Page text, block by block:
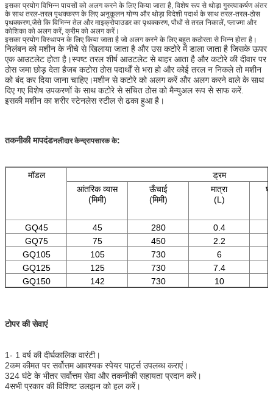
इसका प्रयोग विभिन्न पायसों को अलग करने के लिए किया जाता है, विशेष रूप से थोड़ा गुरुत्वाकर्षण अंतर
के साथ तरल-तरल पृथक्करण के लिए अनुकूलन योग्य और थोड़ा विदेशी पदार्थ के साथ तरल-तरल-ठोस
पृथक्करण,जैसे कि विभिन्न तेल और माइक्रोपाउडर का पृथक्करण, पौधों से तरल निकालें, प्लाज्मा और
कोशिका को अलग करें, क्रीम को अलग करें।
इसका प्रयोग विस्थापन के लिए किया जाता है जो अलग करने के लिए बहुत कठोरता से भिन्न होता है।
निलंबन को मशीन के नीचे से खिलाया जाता है और उस कटोरे में डाला जाता है जिसके ऊपर
एक आउटलेट होता है।स्पष्ट तरल शीर्ष आउटलेट से बाहर आता है और कटोरे की दीवार पर
ठोस जमा छोड़ देता हैजब कटोरा ठोस पदार्थों से भरा हो और कोई तरल न निकले तो मशीन
को बंद कर दिया जाना चाहिए।मशीन से कटोरे को अलग करें और अलग करने वाले के साथ
दिए गए विशेष उपकरणों के साथ कटोरे से संचित ठोस को मैन्युअल रूप से साफ करें.
इसकी मशीन का शरीर स्टेनलेस स्टील से ढका हुआ है।
तकनीकी मापदंडनलीदार केन्द्रापसारक के:
मॉडल
ड्रम
आंतरिक व्यास
(मिमी)
ऊँचाई
(मिमी)
मात्रा
(L)
GQ45 45 280 0.4
GQ75
75 450 2.2
GQ105
105 730 6
GQ125
125 730 7.4
GQ150
142 730 10
टोपर की सेवाएं
1- 1 वर्ष की दीर्घकालिक वारंटी।
2कम कीमत पर सर्वोत्तम आवश्यक स्पेयर पार्ट्स उपलब्ध कराएं।
324 घंटे के भीतर सर्वोत्तम सेवा और तकनीकी सहायता प्रदान करें।
4सभी प्रकार की विशिष्ट उलझन को हल करें।